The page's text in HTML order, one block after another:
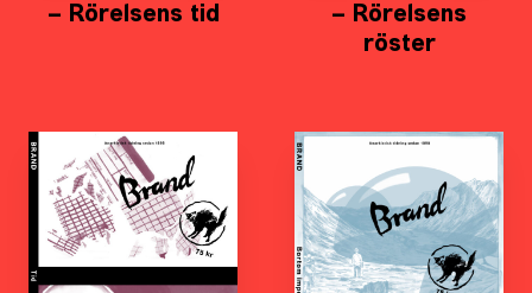
– Rörelsens tid
– Rörelsens
röster